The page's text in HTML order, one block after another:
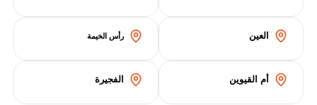
العين رأس الخيمة
أم القيوين الفجيرة